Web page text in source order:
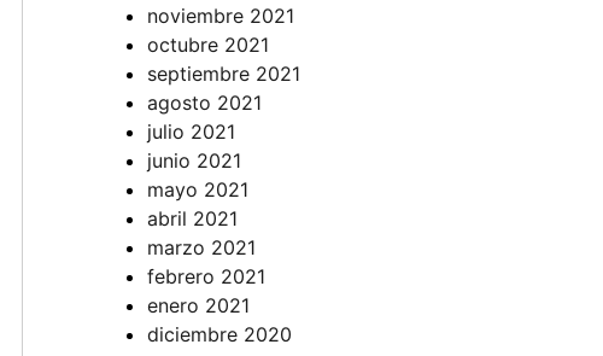
noviembre 2021
octubre 2021
septiembre 2021
agosto 2021
julio 2021
junio 2021
mayo 2021
abril 2021
marzo 2021
febrero 2021
enero 2021
diciembre 2020